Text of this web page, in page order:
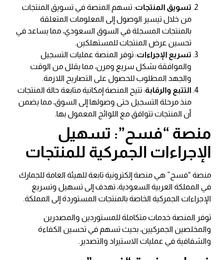
تسويق المنتجات: تسهم المنصة في تسويق المنتجات
من خلال تيسير الوصول إلى المعلومات المتعلقة
بالمنتجات المسجلة في السوق السعودي، مما يساعد في
تحسين عرض المنتجات للمستهلكين.
تسريع الإجراءات: توفر المنصة عمليات التسجيل
والموافقة بشكل سريع ومرن، مما يقلل من الوقت
والجهد المطلوب للحصول على التصاريح اللازمة.
التتبع والرقابة: تتيح المنصة إمكانية متابعة حالة المنتجات
منذ مرحلة التسجيل حتى وصولها إلى السوق، مما يضمن
أن المنتجات تتوافق مع اللوائح المعمول بها.
منصة “فسح”: تسهيل
الإجراءات الجمركية للمنتجات
منصة “فسح” هي منصة إلكترونية تابعة للهيئة العامة للجمارك
في المملكة العربية السعودية، تهدف إلى تسهيل وتسريع
الإجراءات الجمركية الخاصة بالمنتجات المستوردة إلى المملكة.
توفر المنصة خدمات متكاملة للمستوردين والمصدرين
والمخلصين الجمركيين، بحيث تسهم في تحسين الكفاءة
والشفافية في عمليات الاستيراد والتصدير.